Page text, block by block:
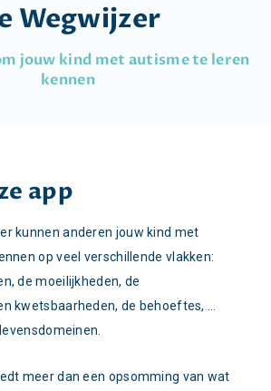
Wegwijzer
jouw kind met autisme te leren
kennen
app
kunnen anderen jouw kind met
op veel verschillende vlakken:
de moeilijkheden, de
kwetsbaarheden, de behoeftes, …
meer dan een opsomming van wat